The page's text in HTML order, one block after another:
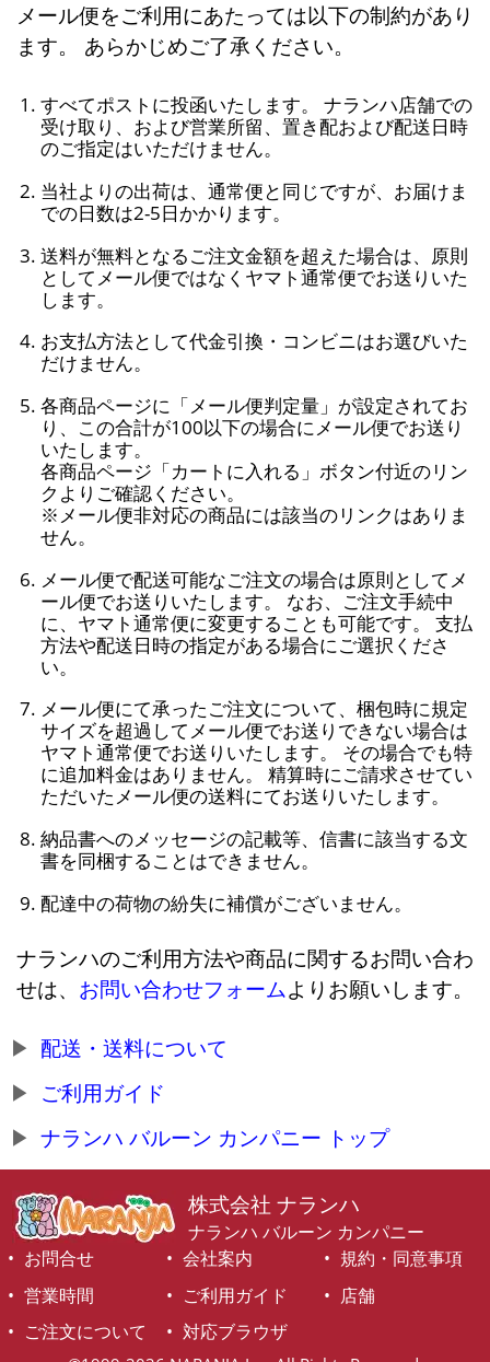
メール便をご利用にあたっては以下の制約があり
ます。 あらかじめご了承ください。
すべてポストに投函いたします。 ナランハ店舗での
受け取り、および営業所留、置き配および配送日時
のご指定はいただけません。
当社よりの出荷は、通常便と同じですが、お届けま
での日数は2-5日かかります。
送料が無料となるご注文金額を超えた場合は、原則
としてメール便ではなくヤマト通常便でお送りいた
します。
お支払方法として代金引換・コンビニはお選びいた
だけません。
各商品ページに「メール便判定量」が設定されてお
り、この合計が100以下の場合にメール便でお送り
いたします。
各商品ページ「カートに入れる」ボタン付近のリン
クよりご確認ください。
※メール便非対応の商品には該当のリンクはありま
せん。
メール便で配送可能なご注文の場合は原則としてメ
ール便でお送りいたします。 なお、ご注文手続中
に、ヤマト通常便に変更することも可能です。 支払
方法や配送日時の指定がある場合にご選択くださ
い。
メール便にて承ったご注文について、梱包時に規定
サイズを超過してメール便でお送りできない場合は
ヤマト通常便でお送りいたします。 その場合でも特
に追加料金はありません。 精算時にご請求させてい
ただいたメール便の送料にてお送りいたします。
納品書へのメッセージの記載等、信書に該当する文
書を同梱することはできません。
配達中の荷物の紛失に補償がございません。
ナランハのご利用方法や商品に関するお問い合わ
せは、 お問い合わせフォームよりお願いします。
配送・送料について
ご利用ガイド
ナランハ バルーン カンパニー トップ
株式会社 ナランハ
ナランハ バルーン カンパニー
お問合せ
会社案内
規約・同意事項
営業時間
ご利用ガイド
店舗
ご注文について
対応ブラウザ